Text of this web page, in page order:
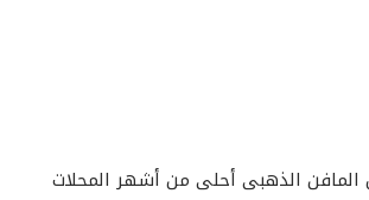
الذهبى أحلى من أشهر المحلات